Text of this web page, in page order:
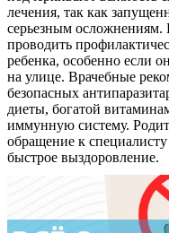
лечения, так как
серьезным осложнениям.
проводить
ребенка, особенно если
на улице. Врачебные
безопасных
диеты, богатой
иммунную систему.
обращение к
быстрое выздоровление.